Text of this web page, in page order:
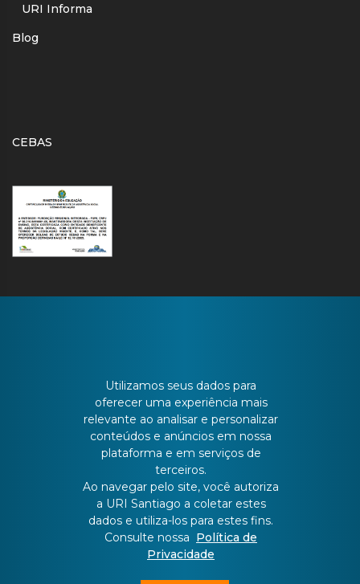
URI Informa
Blog
CEBAS
Batista Bonoto Sobrinho, 733
55 3251-3151
atendimento@urisantiago.br
Utilizamos seus dados para
oferecer uma experiência mais
relevante ao analisar e personalizar
conteúdos e anúncios em nossa
plataforma e em serviços de
terceiros.
Ao navegar pelo site, você autoriza
a URI Santiago a coletar estes
dados e utiliza-los para estes fins.
Consulte nossa Política de
Privacidade